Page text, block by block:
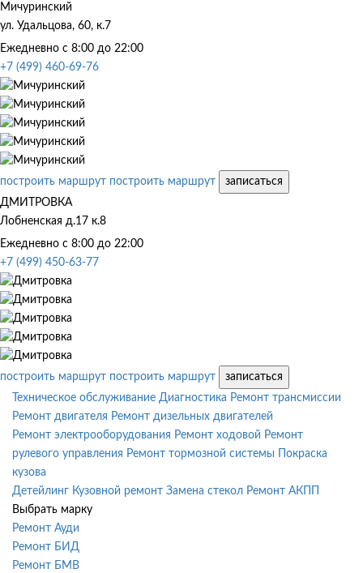
Мичуринский
ул. Удальцова, 60, к.7
Ежедневно с 8:00 до 22:00
+7 (499) 460-69-76
построить маршрут построить маршрут
записаться
ДМИТРОВКА
Лобненская д.17 к.8
Ежедневно с 8:00 до 22:00
+7 (499) 450-63-77
построить маршрут построить маршрут
записаться
Техническое обслуживание Диагностика Ремонт трансмиссии
Ремонт двигателя Ремонт дизельных двигателей
Ремонт электрооборудования Ремонт ходовой Ремонт
рулевого управления Ремонт тормозной системы
Покраска
кузова
Детейлинг Кузовной ремонт Замена стекол Ремонт АКПП
Выбрать марку
Ремонт Ауди
Ремонт БИД
Ремонт БМВ